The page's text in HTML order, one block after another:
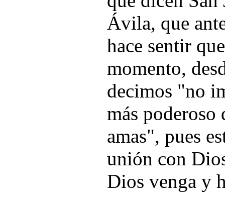
Ávila, que
hace sentir
momento,
decimos "no
más poderoso
amas", pues
unión con
Dios venga y